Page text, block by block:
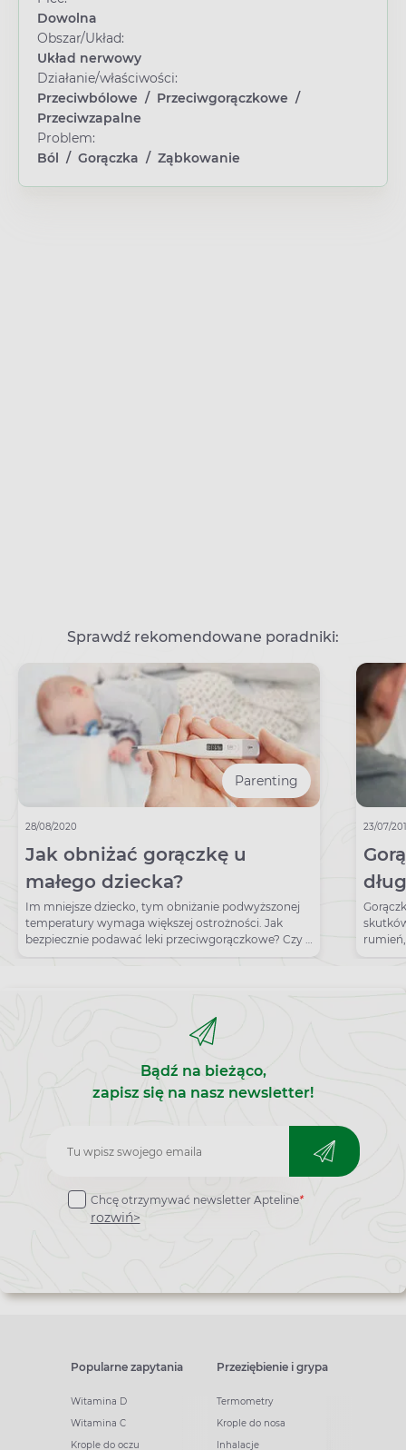
Dowolna
Obszar/Układ:
Układ nerwowy
Działanie/właściwości:
Przeciwbólowe / Przeciwgorączkowe /
Przeciwzapalne
Problem:
Ból / Gorączka / Ząbkowanie
Sprawdź rekomendowane poradniki:
Parenting
28/08/2020
Jak obniżać gorączkę u
małego dziecka?
Im mniejsze dziecko, tym obniżanie podwyższonej
temperatury wymaga większej ostrożności. Jak
bezpiecznie podawać leki przeciwgorączkowe? Czy u
dzieci można stosować jednocześnie ibuprofen i
23/07/
Bądź na bieżąco,
zapisz się na nasz newsletter!
Zapisz
do
newslettera
Chcę otrzymywać newsletter Apteline*
rozwiń>
Popularne zapytania
Witamina D
Witamina C
Krople do oczu
Przeziębienie i grypa
Termometry
Krople do nosa
Inhalacje